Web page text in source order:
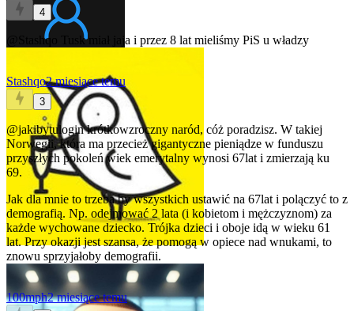
4
@Stashqo Tusk miał jaja i przez 8 lat mieliśmy PiS u władzy
Stashqo2 miesiące temu
3
@jakibytuloginkrótkowzroczny naród, cóż poradzisz. W takiej
Norwegii, która ma przecież gigantyczne pieniądze w funduszu
przyszłych pokoleń wiek emerytalny wynosi 67lat i zmierzają ku
69.
Jak dla mnie to trzeba by wszystkich ustawić na 67lat i polączyć to z
demografią. Np. odejmować 2 lata (i kobietom i mężczyznom) za
każde wychowane dziecko. Trójka dzieci i oboje idą w wieku 61
lat. Przy okazji jest szansa, że pomogą w opiece nad wnukami, to
znowu sprzyjałoby demografii.
100mph2 miesiące temu